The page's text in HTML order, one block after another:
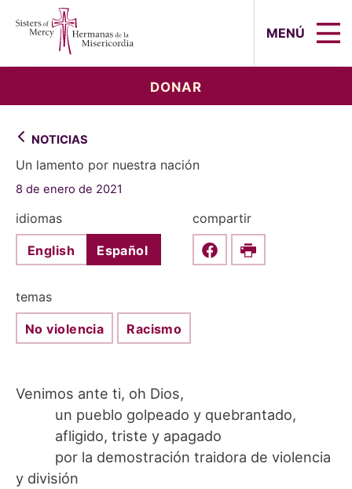
MENÚ
DONAR
NOTICIAS
Un lamento por nuestra nación
8 de enero de 2021
idiomas
English Español
compartir
Share this on Facebook
Print
temas
No violencia Racismo
Venimos ante ti, oh Dios,
un pueblo golpeado y quebrantado,
afligido, triste y apagado
por la demostración traidora de violencia
y división